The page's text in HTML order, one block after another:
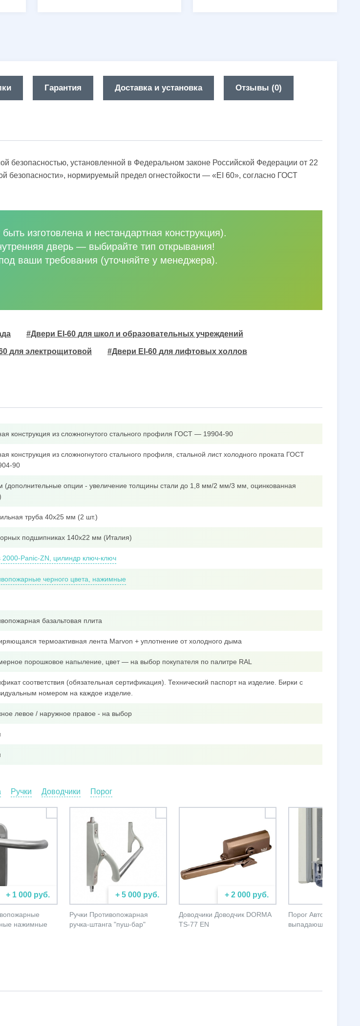
Гарантия Доставка и установка Отзывы (0)
безопасностью, установленной в Федеральном законе Российской Федерации от 22
безопасности», нормируемый предел огнестойкости — «EI 60», согласно ГОСТ
изготовлена и нестандартная конструкция).
дверь — выбирайте тип открывания!
ваши требования (уточняйте у менеджера).
#Двери EI-60 для школ и образовательных учреждений
для электрощитовой #Двери EI-60 для лифтовых холлов
конструкция из сложногнутого стального профиля ГОСТ — 19904-90
конструкция из сложногнутого стального профиля, стальной лист холодного проката ГОСТ
90
(дополнительные опции - увеличение толщины стали до 1,8 мм/2 мм/3 мм, оцинкованная
труба 40x25 мм (2 шт.)
подшипниках 140х22 мм (Италия)
2000-Panic-ZN, цилиндр ключ-ключ
черного цвета, нажимные
базальтовая плита
термоактивная лента Marvon + уплотнение от холодного дыма
порошковое напыление, цвет — на выбор покупателя по палитре RAL
соответствия (обязательная сертификация). Технический паспорт на изделие. Бирки с
номером на каждое изделие.
левое / наружное правое - на выбор
Ручки Доводчики Порог
+ 1 000 руб.
нажимные
+ 5 000 руб.
Ручки Противопожарная
ручка-штанга "пуш-бар"
+ 2 000 руб.
Доводчики Доводчик DORMA
TS-77 EN
Порог
выпадающий порог